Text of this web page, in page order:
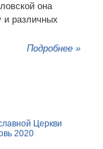
она
и различных
Подробнее »
Церкви
2020